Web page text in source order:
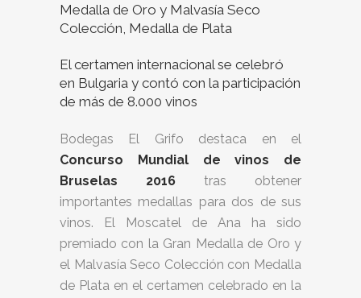
Medalla de Oro y Malvasía Seco
Colección, Medalla de Plata
El certamen internacional se celebró
en Bulgaria y contó con la participación
de más de 8.000 vinos
Bodegas El Grifo destaca en el
Concurso Mundial de vinos de
Bruselas 2016 tras obtener
importantes medallas para dos de sus
vinos. El Moscatel de Ana ha sido
premiado con la Gran Medalla de Oro y
el Malvasía Seco Colección con Medalla
de Plata en el certamen celebrado en la